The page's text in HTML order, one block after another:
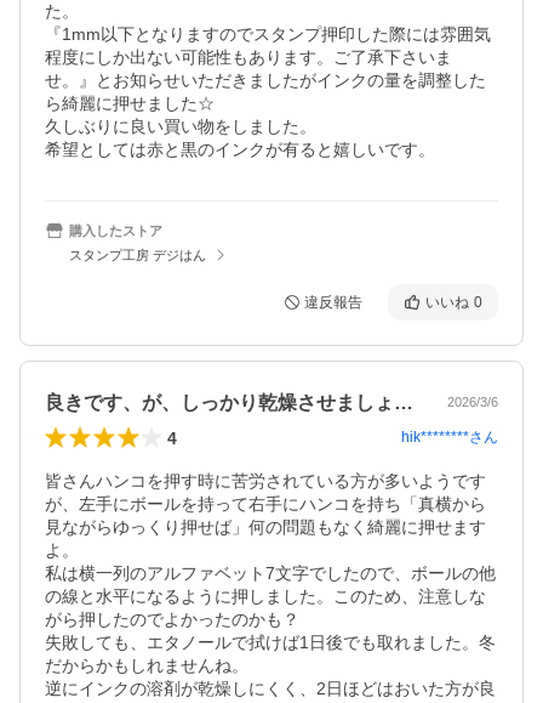
た。
『1mm以下となりますのでスタンプ押印した際には雰囲気
程度にしか出ない可能性もあります。ご了承下さいま
せ。』とお知らせいただきましたがインクの量を調整した
ら綺麗に押せました☆
久しぶりに良い買い物をしました。
希望としては赤と黒のインクが有ると嬉しいです。
購入したストア
スタンプ工房 デジはん
違反報告 いいね 0
良きです、が、しっかり乾燥させましょう！ 2026/3/6
4 hik********さん
皆さんハンコを押す時に苦労されている方が多いようです
が、左手にボールを持って右手にハンコを持ち「真横から
見ながらゆっくり押せば」何の問題もなく綺麗に押せます
よ。
私は横一列のアルファベット7文字でしたので、ボールの他
の線と水平になるように押しました。このため、注意しな
がら押したのでよかったのかも？
失敗しても、エタノールで拭けば1日後でも取れました。冬
だからかもしれませんね。
逆にインクの溶剤が乾燥しにくく、2日ほどはおいた方が良